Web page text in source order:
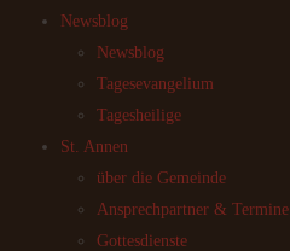
Newsblog
Newsblog
Tagesevangelium
Tagesheilige
St. Annen
über die Gemeinde
Ansprechpartner & Termine
Gottesdienste